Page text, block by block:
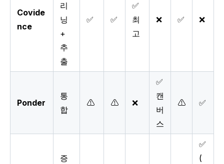
Covide
nce
리
닝
+
추
출
✅ ✅
✅
최
고
❌ ✅ ❌
Ponder
통
합
⚠️ ⚠️ ❌
✅
캔
버
스
⚠️ ✅
증
✅
(